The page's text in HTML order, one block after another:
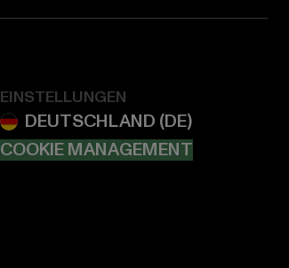
EINSTELLUNGEN
COOKIE MANAGEMENT